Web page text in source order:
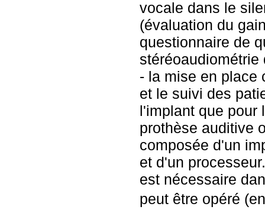
vocale dans le
(évaluation du
questionnaire de
- la mise en place
et le suivi des
l'implant que pour
prothèse auditive
composée d'un
et d'un
est nécessaire
peut être opéré